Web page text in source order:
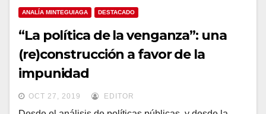
ANALÍA MINTEGUIAGA DESTACADO
“La política de la venganza”: una
(re)construcción a favor de la
impunidad
OCT 27, 2019 EDITOR